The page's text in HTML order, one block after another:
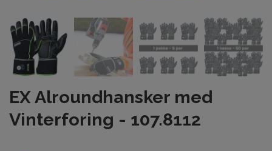
EX Alroundhansker med
Vinterforing - 107.8112